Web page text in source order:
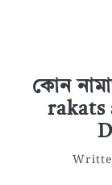
কোন
rakats